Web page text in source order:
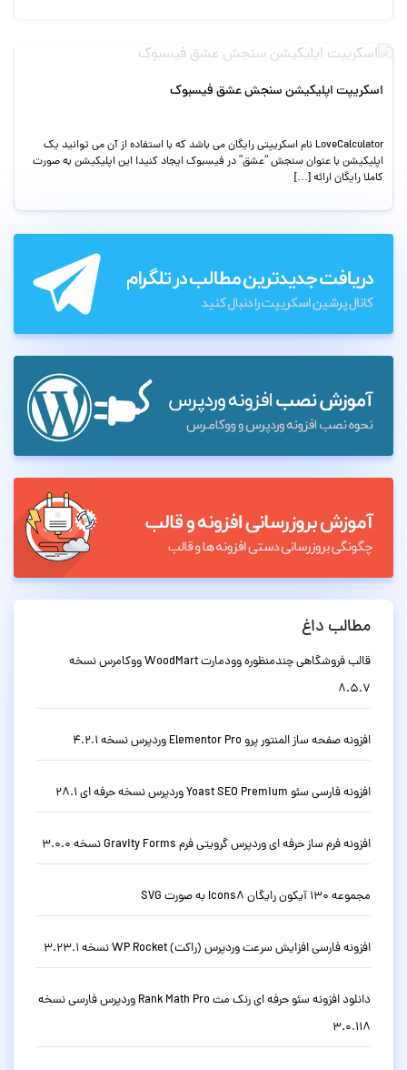
اسکریپت اپلیکیشن سنجش عشق فیسبوک
LoveCalculator نام اسکریپتی رایگان می باشد که با استفاده از آن می توانید یک
اپلیکیشن با عنوان سنجش “عشق” در فیسبوک ایجاد کنید! این اپلیکیشن به صورت
کاملا رایگان ارائه […]
مطالب داغ
قالب فروشگاهی چندمنظوره وودمارت WoodMart ووکامرس نسخه
8.5.7
افزونه صفحه ساز المنتور پرو Elementor Pro وردپرس نسخه 4.2.1
افزونه فارسی سئو Yoast SEO Premium وردپرس نسخه حرفه ای 28.1
افزونه فرم ساز حرفه ای وردپرس گرویتی فرم Gravity Forms نسخه 3.0.0
مجموعه 130 آیکون رایگان Icons8 به صورت SVG
افزونه فارسی افزایش سرعت وردپرس (راکت) WP Rocket نسخه 3.23.1
دانلود افزونه سئو حرفه ای رنک مث Rank Math Pro وردپرس فارسی نسخه
3.0.118